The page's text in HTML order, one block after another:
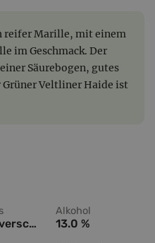
reifer Marille, mit einem
im Geschmack. Der
Säurebogen, gutes
Veltliner Haide ist
Schraubverschluss
Alkohol
13.0 %